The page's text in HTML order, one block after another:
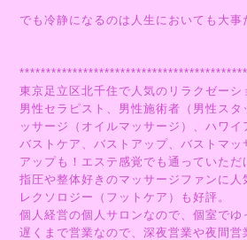
でも冷静になるのは人生においても大事
東京足立区北千住で人気のリラクゼーシ
男性セラピスト、男性施術者（男性スタ
ッサージ（オイルマッサージ）、ハワイ
バストケア、バストアップ、バストマ
アップも！エステ感覚でも通っていただ
指圧や整体好きのマッサージファンに人
レクソロジー（フットケア）も好評。
個人経営の個人サロンなので、個室でゆ
遅くまで営業なので、深夜営業や夜間営